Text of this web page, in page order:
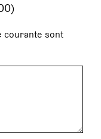
courante sont